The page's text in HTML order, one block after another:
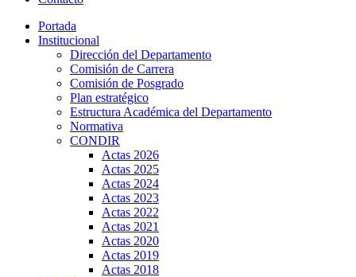
Portada
Institucional
Dirección del Departamento
Comisión de Carrera
Comisión de Posgrado
Plan estratégico
Estructura Académica del Departamento
Normativa
CONDIR
Actas 2026
Actas 2025
Actas 2024
Actas 2023
Actas 2022
Actas 2021
Actas 2020
Actas 2019
Actas 2018